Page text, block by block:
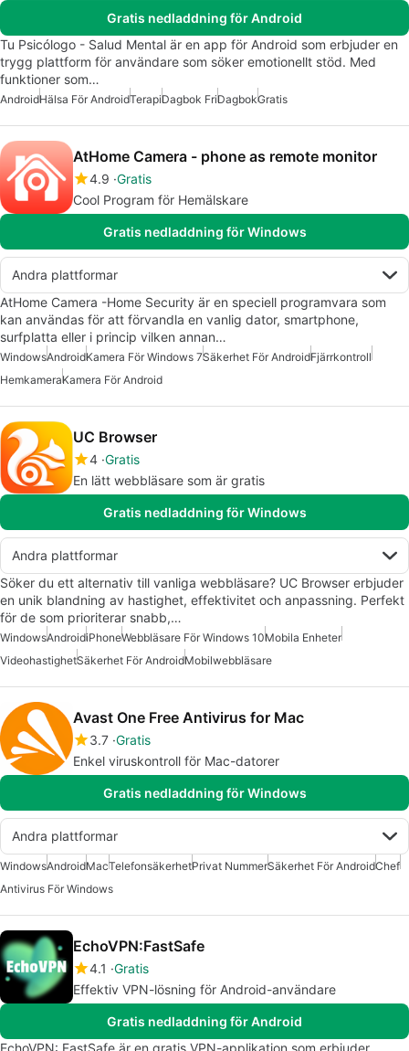
Gratis nedladdning för Android
Tu Psicólogo - Salud Mental är en app för Android som erbjuder en
trygg plattform för användare som söker emotionellt stöd. Med
funktioner som…
AndroidHälsa För AndroidTerapiDagbok FriDagbokGratis
AtHome Camera - phone as remote monitor
4.9 Gratis
Cool Program för Hemälskare
Gratis nedladdning för Windows
Andra plattformar
AtHome Camera -Home Security är en speciell programvara som
kan användas för att förvandla en vanlig dator, smartphone,
surfplatta eller i princip vilken annan…
WindowsAndroidKamera För Windows 7Säkerhet För AndroidFjärrkontroll
HemkameraKamera För Android
UC Browser
4 Gratis
En lätt webbläsare som är gratis
Gratis nedladdning för Windows
Andra plattformar
Söker du ett alternativ till vanliga webbläsare? UC Browser erbjuder
en unik blandning av hastighet, effektivitet och anpassning. Perfekt
för de som prioriterar snabb,…
WindowsAndroidiPhoneWebbläsare För Windows 10Mobila Enheter
VideohastighetSäkerhet För AndroidMobilwebbläsare
Avast One Free Antivirus for Mac
3.7 Gratis
Enkel viruskontroll för Mac-datorer
Gratis nedladdning för Windows
Andra plattformar
WindowsAndroidMacTelefonsäkerhetPrivat NummerSäkerhet För AndroidChef
Antivirus För Windows
EchoVPN:FastSafe
4.1 Gratis
Effektiv VPN-lösning för Android-användare
Gratis nedladdning för Android
EchoVPN: FastSafe är en gratis VPN-applikation som erbjuder